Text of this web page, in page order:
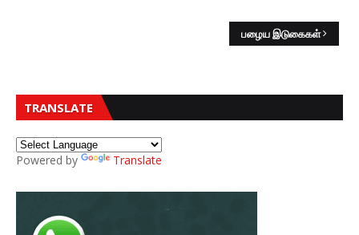
பழைய இடுகைகள்
TRANSLATE
Powered by Translate